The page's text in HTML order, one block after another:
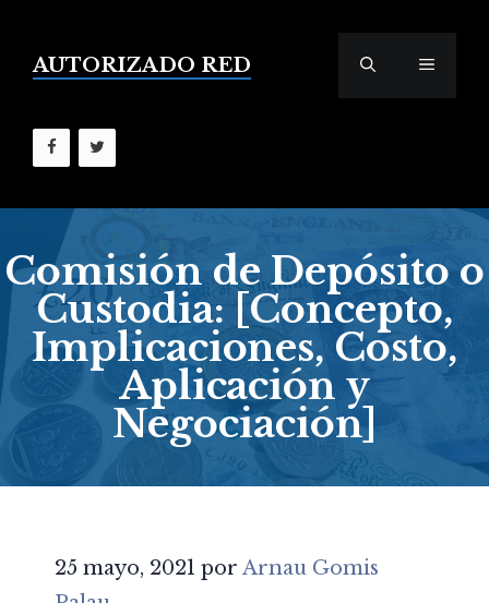
contenido
AUTORIZADO RED MENÚ
Comisión de Depósito o
Custodia: [Concepto,
Implicaciones, Costo,
Aplicación y
Negociación]
25 mayo, 2021 por Arnau Gomis